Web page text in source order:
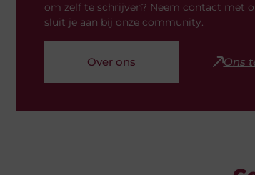
om zelf te schrijven? Neem contact met
sluit je aan bij onze community.
Over ons Ons